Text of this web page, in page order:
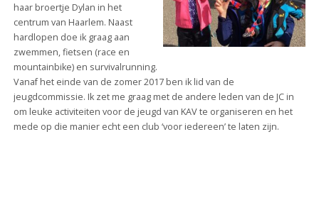
haar broertje Dylan in het
centrum van Haarlem. Naast
hardlopen doe ik graag aan
zwemmen, fietsen (race en
mountainbike) en survivalrunning.
Vanaf het einde van de zomer 2017 ben ik lid van de
jeugdcommissie. Ik zet me graag met de andere leden van de JC in
om leuke activiteiten voor de jeugd van KAV te organiseren en het
mede op die manier echt een club ‘voor iedereen’ te laten zijn.